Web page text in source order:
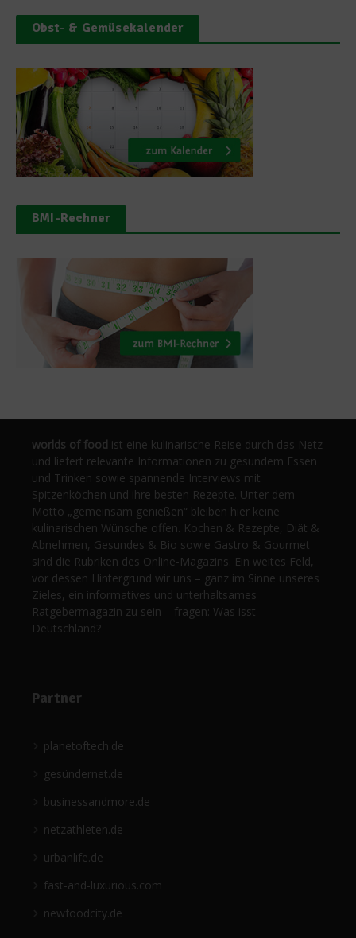
Obst- & Gemüsekalender
BMI-Rechner
worlds of food ist eine kulinarische Reise durch das Netz
und liefert relevante Informationen zu gesundem Essen
und Trinken sowie spannende Interviews mit
Spitzenköchen und ihre besten Rezepte. Unter dem
Motto „gemeinsam genießen“ bleiben hier keine
kulinarischen Wünsche offen. Kochen & Rezepte, Diät &
Abnehmen, Gesundes & Bio sowie Gastro & Gourmet
sind die Rubriken des Online-Magazins. Ein weites Feld,
vor dessen Hintergrund wir uns – ganz im Sinne unseres
Zieles, ein informatives und unterhaltsames
Ratgebermagazin zu sein – fragen: Was isst
Deutschland?
Partner
planetoftech.de
gesündernet.de
businessandmore.de
netzathleten.de
urbanlife.de
fast-and-luxurious.com
newfoodcity.de